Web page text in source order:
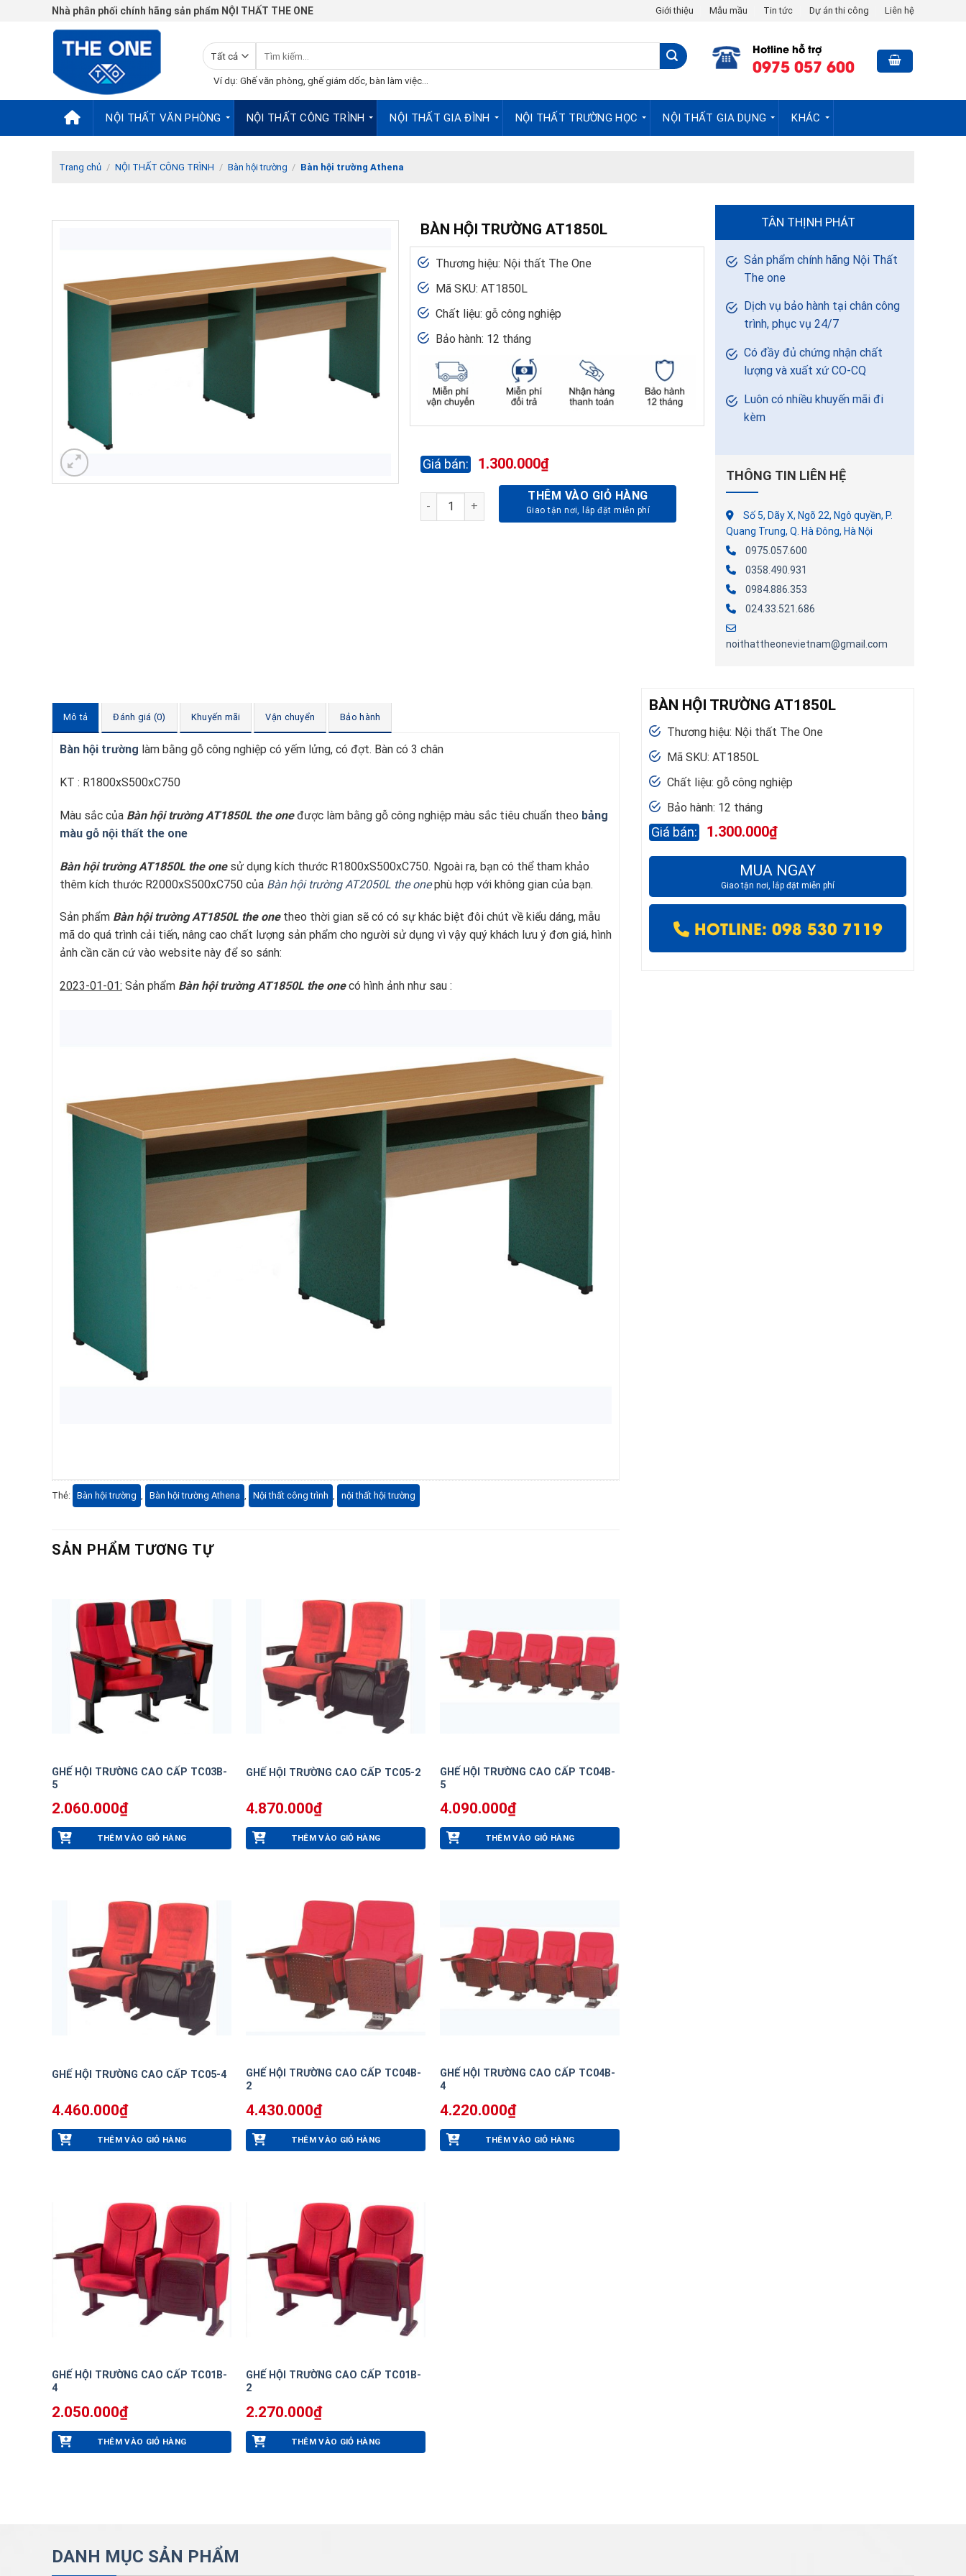
Nhà phân phối chính hãng sản phẩm NỘI THẤT THE ONE Giới thiệu Mẫu mầu Tin tức Dự án thi công Liên hệ
kiếm:
Ví dụ: Ghế văn phòng, ghế giám dốc, bàn làm việc...
Hotline hỗ trợ
0975 057 600
NỘI THẤT VĂN PHÒNG NỘI THẤT CÔNG TRÌNH NỘI THẤT GIA ĐÌNH NỘI THẤT TRƯỜNG HỌC NỘI THẤT GIA DỤNG KHÁC
Trang chủ / NỘI THẤT CÔNG TRÌNH / Bàn hội trường / Bàn hội trường Athena
BÀN HỘI TRƯỜNG AT1850L
Thương hiệu: Nội thất The One
Mã SKU: AT1850L
Chất liệu: gỗ công nghiệp
Bảo hành: 12 tháng
1.300.000₫
BÀN HỘI TRƯỜNG AT1850L số lượng
THÊM VÀO GIỎ HÀNG
TÂN THỊNH PHÁT
Sản phẩm chính hãng Nội Thất
The one
Dịch vụ bảo hành tại chân công
trình, phục vụ 24/7
Có đầy đủ chứng nhận chất
lượng và xuất xứ CO-CQ
Luôn có nhiều khuyến mãi đi
kèm
THÔNG TIN LIÊN HỆ
Số 5, Dãy X, Ngõ 22, Ngô quyền, P.
Quang Trung, Q. Hà Đông, Hà Nội
0975.057.600
0358.490.931
0984.886.353
024.33.521.686
noithattheonevietnam@gmail.com
Mô tả Đánh giá (0) Khuyến mãi Vận chuyển Bảo hành
Bàn hội trường làm bằng gỗ công nghiệp có yếm lửng, có đợt. Bàn có 3 chân
KT : R1800xS500xC750
Màu sắc của Bàn hội trường AT1850L the oneđược làm bằng gỗ công nghiệp màu sắc tiêu chuẩn theo bảng
màu gỗ nội thất the one
Bàn hội trường AT1850L the one sử dụng kích thước R1800xS500xC750. Ngoài ra, bạn có thể tham khảo
thêm kích thước R2000xS500xC750 của Bàn hội trường AT2050L the one phù hợp với không gian của bạn.
Sản phẩm Bàn hội trường AT1850L the onetheo thời gian sẽ có có sự khác biệt đôi chút về kiểu dáng, mẫu
mã do quá trình cải tiến, nâng cao chất lượng sản phẩm cho người sử dụng vì vậy quý khách lưu ý đơn giá, hình
ảnh cần căn cứ vào website này để so sánh:
2023-01-01: Sản phẩm Bàn hội trường AT1850L the onecó hình ảnh như sau :
Thẻ: Bàn hội trường Bàn hội trường Athena Nội thất công trình nội thất hội trường
SẢN PHẨM TƯƠNG TỰ
GHẾ HỘI TRƯỜNG CAO CẤP TC03B-
5
2.060.000₫
THÊM VÀO GIỎ HÀNG
GHẾ HỘI TRƯỜNG CAO CẤP TC05-2
4.870.000₫
THÊM VÀO GIỎ HÀNG
GHẾ HỘI TRƯỜNG CAO CẤP TC04B-
5
4.090.000₫
THÊM VÀO GIỎ HÀNG
GHẾ HỘI TRƯỜNG CAO CẤP TC05-4
4.460.000₫
THÊM VÀO GIỎ HÀNG
GHẾ HỘI TRƯỜNG CAO CẤP TC04B-
2
4.430.000₫
THÊM VÀO GIỎ HÀNG
GHẾ HỘI TRƯỜNG CAO CẤP TC04B-
4
4.220.000₫
THÊM VÀO GIỎ HÀNG
GHẾ HỘI TRƯỜNG CAO CẤP TC01B-
4
2.050.000₫
THÊM VÀO GIỎ HÀNG
GHẾ HỘI TRƯỜNG CAO CẤP TC01B-
2
2.270.000₫
THÊM VÀO GIỎ HÀNG
BÀN HỘI TRƯỜNG AT1850L
Thương hiệu: Nội thất The One
Mã SKU: AT1850L
Chất liệu: gỗ công nghiệp
Bảo hành: 12 tháng
1.300.000₫
MUA NGAY
Giao tận nơi, lắp đặt miễn phí
HOTLINE: 098 530 7119
DANH MỤC SẢN PHẨM